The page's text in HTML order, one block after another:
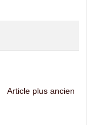
Article plus ancien